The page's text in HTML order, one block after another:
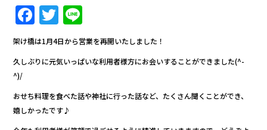
F
a
c
e
b
o
T
w
it
te
r
n
e
架け橋は1月4日から営業を再開いたしました！
久しぶりに元気いっぱいな利用者様方にお会いすることができました(^-
^)/
おせち料理を食べた話や神社に行った話など、たくさん聞くことができ、
嬉しかったです♪